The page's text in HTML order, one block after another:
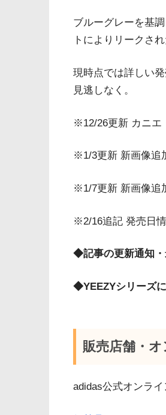
ブルーグレーを基
トによりリークされ
現時点では詳しい
見逃しなく。
※12/26更新 カニエ
※1/3更新 新画像追
※1/7更新 新画像追
※2/16追記 発売日
◆記事の更新通知
◆YEEZYシリーズ
販売店舗・オ
adidas公式オンラ